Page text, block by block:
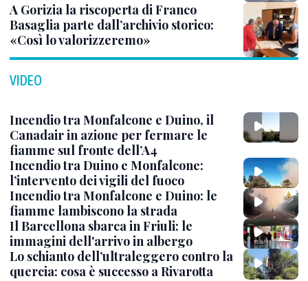
A Gorizia la riscoperta di Franco
Basaglia parte dall’archivio storico:
«Così lo valorizzeremo»
VIDEO
Incendio tra Monfalcone e Duino, il
Canadair in azione per fermare le
fiamme sul fronte dell’A4
Incendio tra Duino e Monfalcone:
l’intervento dei vigili del fuoco
Incendio tra Monfalcone e Duino: le
fiamme lambiscono la strada
Il Barcellona sbarca in Friuli: le
immagini dell'arrivo in albergo
Lo schianto dell’ultraleggero contro la
quercia: cosa è successo a Rivarotta